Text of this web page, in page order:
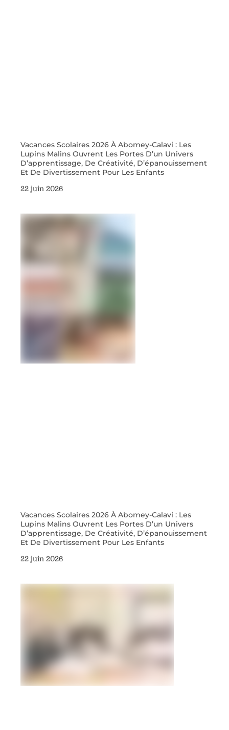
Vacances Scolaires 2026 À Abomey-Calavi : Les
Lupins Malins Ouvrent Les Portes D’un Univers
D’apprentissage, De Créativité, D’épanouissement
Et De Divertissement Pour Les Enfants
22 juin 2026
Vacances Scolaires 2026 À Abomey-Calavi : Les
Lupins Malins Ouvrent Les Portes D’un Univers
D’apprentissage, De Créativité, D’épanouissement
Et De Divertissement Pour Les Enfants
22 juin 2026